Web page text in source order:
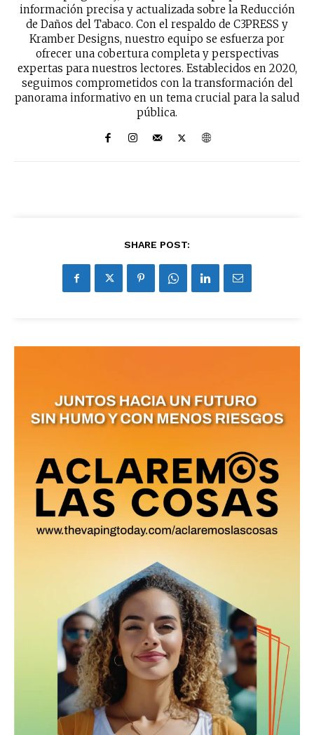
No te pierdas de las
últimas noticias
Suscríbete a nuestro boletín diario y
recibe todas las noticias del vapeo y la
reducción de daños en tu correo
electrónico.
Subscribe to our daily clipping and
receive all the news of vaping and
tobacco harm reduction in your email.
SUBSCRIBIRSE
información precisa y actualizada sobre la Reducción
de Daños del Tabaco. Con el respaldo de C3PRESS y
Kramber Designs, nuestro equipo se esfuerza por
ofrecer una cobertura completa y perspectivas
expertas para nuestros lectores. Establecidos en 2020,
seguimos comprometidos con la transformación del
panorama informativo en un tema crucial para la salud
pública.
SHARE POST: